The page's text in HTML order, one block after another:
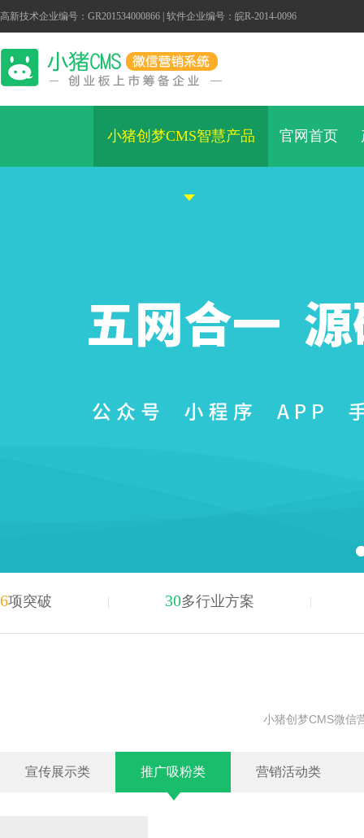
高新技术企业编号：GR201534000866 | 软件企业编号：皖R-2014-0096
小猪创梦CMS智慧产品 官网首页
6项突破 30多行业方案
小猪创梦CMS微信
宣传展示类 推广吸粉类 营销活动类